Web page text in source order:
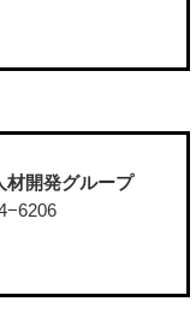
開発グループ